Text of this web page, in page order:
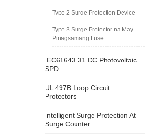
Type 2 Surge Protection Device
Type 3 Surge Protector na May
Pinagsamang Fuse
IEC61643-31 DC Photovoltaic
SPD
UL 497B Loop Circuit
Protectors
Intelligent Surge Protection At
Surge Counter